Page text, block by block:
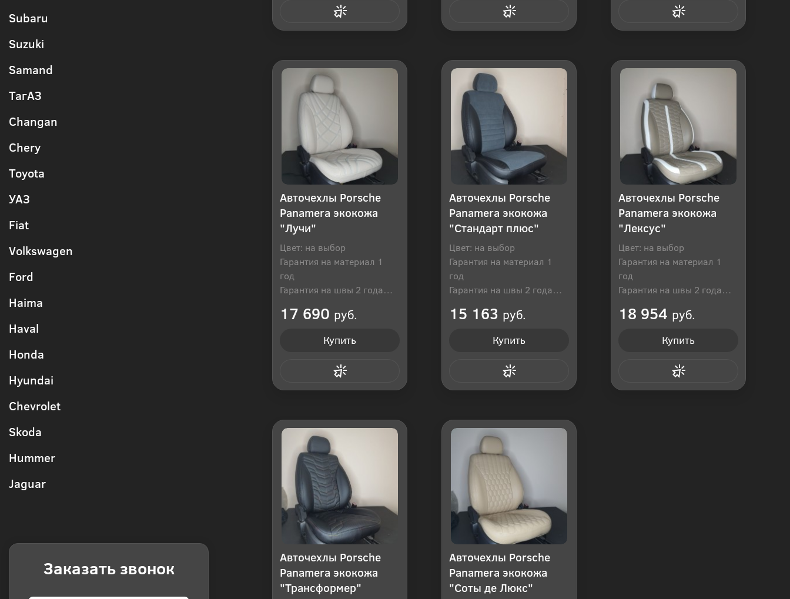
Subaru
Suzuki
Samand
ТагАЗ
Changan
Chery
Toyota
УАЗ
Fiat
Volkswagen
Ford
Haima
Haval
Honda
Hyundai
Chevrolet
Skoda
Hummer
Jaguar
Заказать звонок
Авточехлы Porsche
Panamera экокожа
"Лучи"
Цвет: на выбор
Гарантия на материал 1
год
Гарантия на швы 2 года
17 690 руб.
Купить
Авточехлы Porsche
Panamera экокожа
"Стандарт плюс"
Цвет: на выбор
Гарантия на материал 1
год
Гарантия на швы 2 года
15 163 руб.
Купить
Авточехлы Porsche
Panamera экокожа
"Лексус"
Цвет: на выбор
Гарантия на материал 1
год
Гарантия на швы 2 года
18 954 руб.
Купить
Авточехлы Porsche
Panamera экокожа
"Трансформер"
Авточехлы Porsche
Panamera экокожа
"Соты де Люкс"